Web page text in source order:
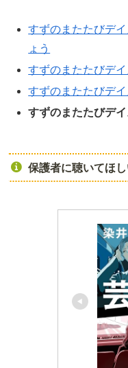
すずのまたたびデ
ょう
すずのまたたびデ
すずのまたたびデ
すずのまたたびデ
保護者に聴いてほ